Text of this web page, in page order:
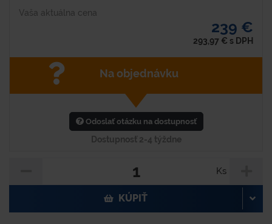
Vaša aktuálna cena
239 €
293,97 € s DPH
Na objednávku
Odoslať otázku na dostupnosť
Dostupnosť 2-4 týždne
Ks
KÚPIŤ